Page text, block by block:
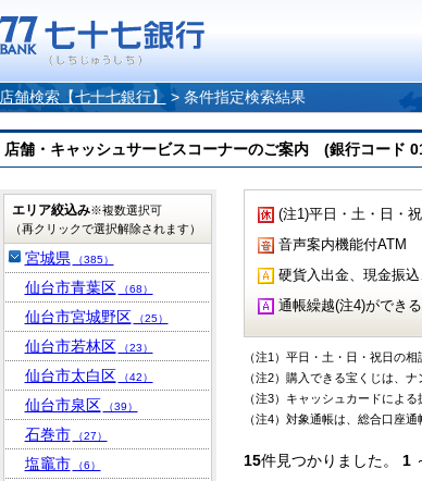
店舗検索【七十七銀行】 > 条件指定検索結果
店舗・キャッシュサービスコーナーのご案内 (銀行コード
(注1)平日・土・日・
音声案内機能付ATM
硬貨入出金、現金振
通帳繰越(注4)ができ
（注1）平日・土・日・祝日の
（注2）購入できる宝くじは、
（注3）キャッシュカードによ
（注4）対象通帳は、総合口座
15件見つかりました。 1
エリア絞込み※複数選択可
（再クリックで選択解除されます）
宮城県 （385）
仙台市青葉区 （68）
仙台市宮城野区 （25）
仙台市若林区 （23）
仙台市太白区 （42）
仙台市泉区 （39）
石巻市 （27）
塩竈市 （6）